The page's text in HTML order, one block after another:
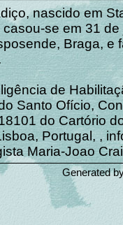
nascido em
casou-se em 31
Braga, e
de
Santo Ofício,
do Cartório
Portugal, ,
Maria-Joao
Generated